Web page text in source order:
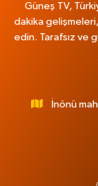
Güneş TV,
dakika
edin. Tarafsız ve
İnönü